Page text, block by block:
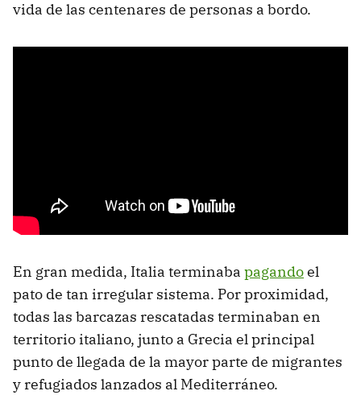
vida de las centenares de personas a bordo.
En gran medida, Italia terminaba pagandoel
pato de tan irregular sistema. Por proximidad,
todas las barcazas rescatadas terminaban en
territorio italiano, junto a Grecia el principal
punto de llegada de la mayor parte de migrantes
y refugiados lanzados al Mediterráneo.